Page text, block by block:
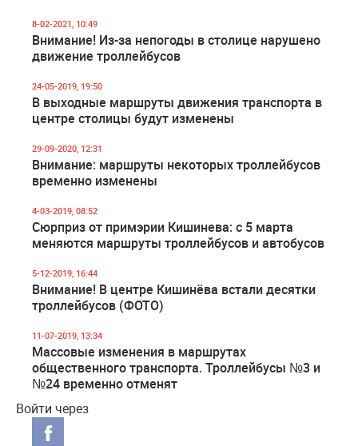
8-02-2021, 10:49
Внимание! Из-за непогоды в столице нарушено
движение троллейбусов
24-05-2019, 19:50
В выходные маршруты движения транспорта в
центре столицы будут изменены
29-09-2020, 12:31
Внимание: маршруты некоторых троллейбусов
временно изменены
4-03-2019, 08:52
Сюрприз от примэрии Кишинева: с 5 марта
меняются маршруты троллейбусов и автобусов
5-12-2019, 16:44
Внимание! В центре Кишинёва встали десятки
троллейбусов (ФОТО)
11-07-2019, 13:34
Массовые изменения в маршрутах
общественного транспорта. Троллейбусы №3 и
№24 временно отменят
Войти через